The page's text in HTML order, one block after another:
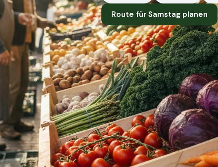
Route für Samstag planen
Standort
Hollfeld